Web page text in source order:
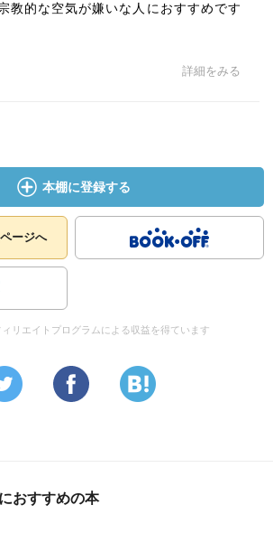
教的な空気が嫌いな人におすすめです
詳細をみる
本棚に登録する
ージへ
リエイトプログラムによる収益を得ています
おすすめの本